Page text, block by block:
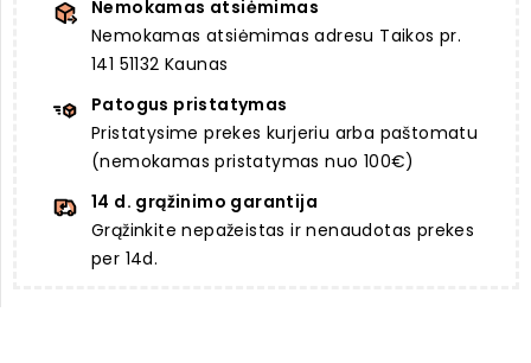
Nemokamas atsiėmimas
Nemokamas atsiėmimas adresu Taikos pr.
141 51132 Kaunas
Patogus pristatymas
Pristatysime prekes kurjeriu arba paštomatu
(nemokamas pristatymas nuo 100€)
14 d. grąžinimo garantija
Grąžinkite nepažeistas ir nenaudotas prekes
per 14d.